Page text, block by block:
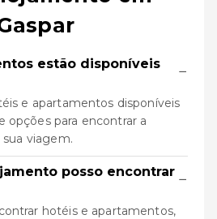
estão disponíveis
−
e apartamentos disponíveis
opções para encontrar a
viagem.
posso encontrar −
hotéis e apartamentos,